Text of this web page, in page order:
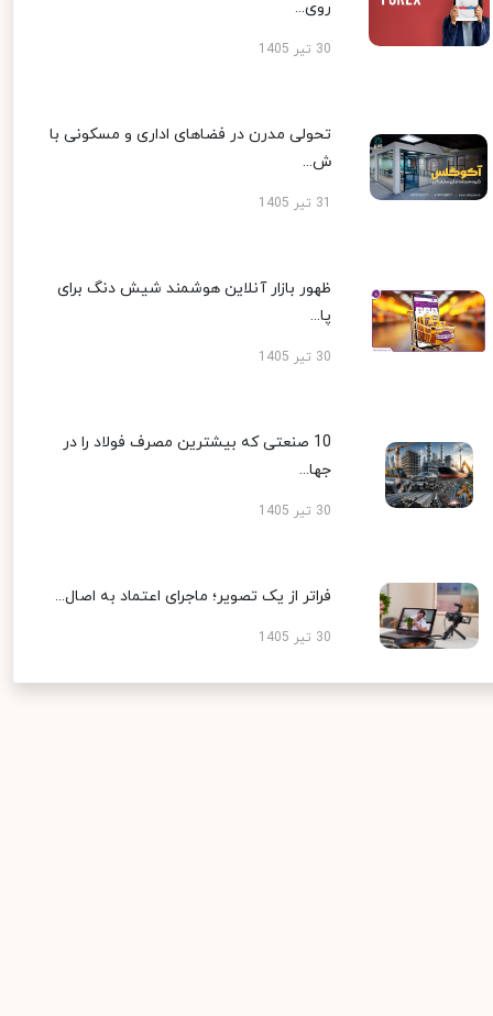
روی...
30 تیر 1405
تحولی مدرن در فضاهای اداری و مسکونی با
ش...
ظهور بازار آنلاین هوشمند شیش دنگ برای
پا...
30 تیر 1405
10 صنعتی که بیشترین مصرف فولاد را در
جها...
30 تیر 1405
فراتر از یک تصویر؛ ماجرای اعتماد به اصال...
30 تیر 1405